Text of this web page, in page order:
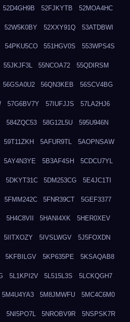
52D4GH9B 52FJKYTB 52MOA4HC
52W5K0BY 52XXY91Q 53ATDBWI
54PKU5CO 551HGV0S 553WPS4S
55JKJF3L 55NCOA72 55QDIRSM
56GSA0U2 56QN3KEB 56SCV4BG
57G6BV7Y 57IUFJJS 57LA2HJ6
584ZQC53 58G12L5U 595U946N
59T11ZKH 5AFUR9TL 5AOPNSAW
5AY4N3YE 5B3AF4SH 5CDCU7YL
5DKYT31C 5DM253CG 5E4JC1TI
5FMM242C 5FNR39CT 5GEF3377
5H4C8VII 5HANI4XK 5HER0XEV
5IITXOZY 5IVSLWGV 5J5FOXDN
5KFBILGV 5KP635PE 5KSAQAB8
5L1KPI2V 5L515L3S 5LCKQGH7
5M4U4YA3 5M8JMWFU 5MC4C6M0
5NI5PO7L 5NROBV9R 5NSPSK7R